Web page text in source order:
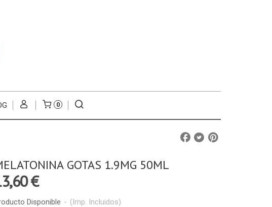
0
GOTAS 1.9MG 50ML
€
Disponible - (Imp. Incluidos)